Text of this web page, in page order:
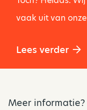
vaak uit van
Lees verder
Meer informatie?